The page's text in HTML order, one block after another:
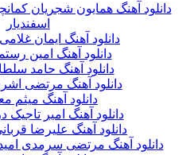
دانلود آهنگ همایون شجریان
اسفندیار
دانلود آهنگ ایمان
دانلود آهنگ امین
دانلود آهنگ حامد
دانلود آهنگ مرتضی
دانلود آهنگ میثم
دانلود آهنگ امیر
دانلود آهنگ علیرضا
دانلود آهنگ مرتضی سرمدی